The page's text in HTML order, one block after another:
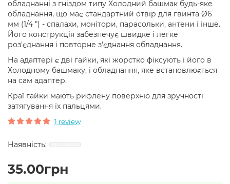
обладнанні з гніздом типу Холодний башмак будь-яке
обладнання, що має стандартний отвір для гвинта Ø6
мм (1/4 ") - спалахи, монітори, парасольки, антени і інше.
Його конструкція забезпечує швидке і легке
роз'єднання і повторне з'єднання обладнання.
На адаптері є дві гайки, які жорстко фіксують і його в
Холодному башмаку, і обладнання, яке встановлюється
на сам адаптер.
Краї гайки мають рифлену поверхню для зручності
затягування їх пальцями.
1 review
35.00грн